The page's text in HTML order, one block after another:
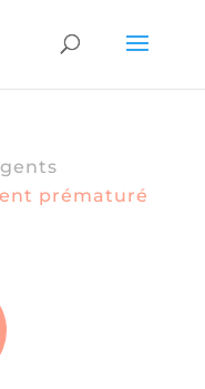
prématuré